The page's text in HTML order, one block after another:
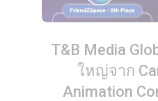
T&B Media
ใหญ่จาก
Animation